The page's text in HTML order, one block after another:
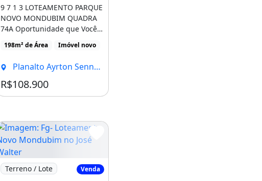
9 7 1 3 LOTEAMENTO PARQUE
NOVO MONDUBIM QUADRA
74A Oportunidade que Você
Esperava!QUADRA 99-
Localização [...]
198m² de Área Imóvel novo
Planalto Ayrton Senna, Fortaleza - CE
R$108.900
Imagem: Fg- Loteamento Novo Mondubim no José Walter
Terreno / Lote Venda